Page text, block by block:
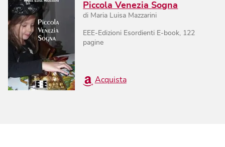
Piccola Venezia Sogna
di Maria Luisa Mazzarini
EEE-Edizioni Esordienti E-book, 122
pagine
Acquista